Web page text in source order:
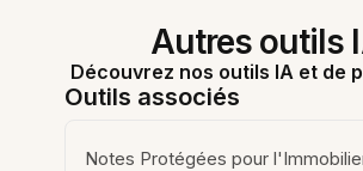
Autres outils
Découvrez nos outils IA et de
Outils associés
Notes Protégées pour